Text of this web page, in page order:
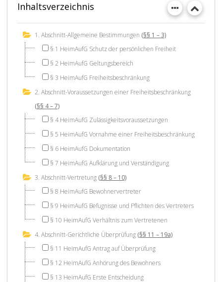
Inhaltsverzeichnis
1. Abschnitt-Allgemeine Bestimmungen (§§ 1 – 3)
§ 1 HeimAufG Schutz der persönlichen Freiheit
§ 2 HeimAufG Geltungsbereich
§ 3 HeimAufG Freiheitsbeschränkung
2. Abschnitt-Voraussetzungen einer Freiheitsbeschränkung
(§§ 4 – 7)
§ 4 HeimAufG Zulässigkeitsvoraussetzungen
§ 5 HeimAufG Vornahme einer Freiheitsbeschränkung
§ 6 HeimAufG Dokumentation
§ 7 HeimAufG Aufklärung und Verständigung
3. Abschnitt-Vertretung (§§ 8 – 10)
§ 8 HeimAufG Bewohnervertreter
§ 9 HeimAufG Befugnisse und Pflichten des Vertreters
§ 10 HeimAufG Verhältnis zum Vertretenen
4. Abschnitt-Gerichtliche Überprüfung (§§ 11 – 19a)
§ 11 HeimAufG Antrag auf Überprüfung
§ 12 HeimAufG Anhörung des Bewohners
§ 13 HeimAufG Erste Entscheidung